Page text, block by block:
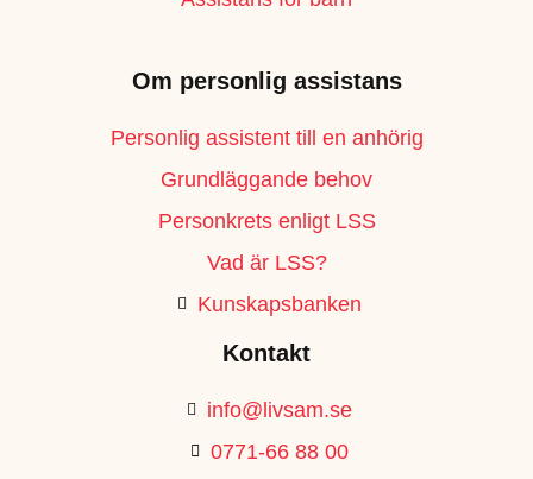
Om personlig assistans
Personlig assistent till en anhörig
Grundläggande behov
Personkrets enligt LSS
Vad är LSS?
Kunskapsbanken
Kontakt
info@livsam.se
0771-66 88 00